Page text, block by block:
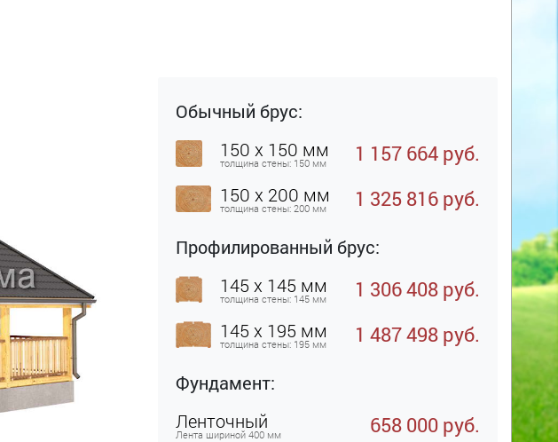
Обычный брус:
150 x 150 мм
толщина стены: 150 мм 1 157 664 руб.
150 x 200 мм
толщина стены: 200 мм 1 325 816 руб.
Профилированный брус:
145 x 145 мм
толщина стены: 145 мм 1 306 408 руб.
145 x 195 мм
толщина стены: 195 мм 1 487 498 руб.
Фундамент:
Ленточный
Лента шириной 400 мм 658 000 руб.